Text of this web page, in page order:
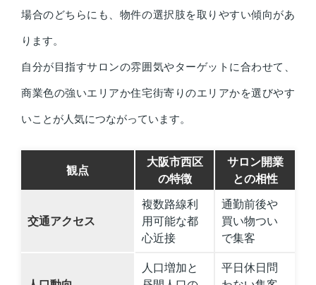
場合のどちらにも、物件の選択肢を取りやすい傾向があ
ります。
自分が目指すサロンの雰囲気やターゲットに合わせて、
商業色の強いエリアか住宅街寄りのエリアかを選びやす
いことが人気につながっています。
観点
大阪市西区
の特徴
サロン開業
との相性
交通アクセス
複数路線利
用可能な都
心近接
通勤前後や
買い物つい
で集客
人口増加と
平日休日問